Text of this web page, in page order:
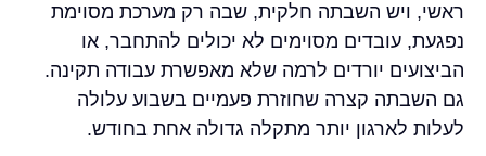
ראשי, ויש השבתה חלקית, שבה רק מערכת מסוימת
נפגעת, עובדים מסוימים לא יכולים להתחבר, או
הביצועים יורדים לרמה שלא מאפשרת עבודה תקינה.
גם השבתה קצרה שחוזרת פעמיים בשבוע עלולה
לעלות לארגון יותר מתקלה גדולה אחת בחודש.